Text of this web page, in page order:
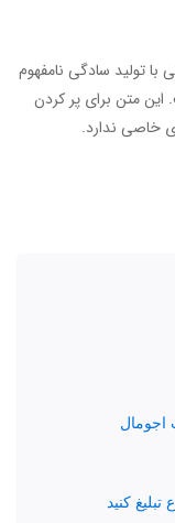
تولید سادگی نامفهوم
این متن برای پر کردن
خاصی ندارد.
اجومال
کنید